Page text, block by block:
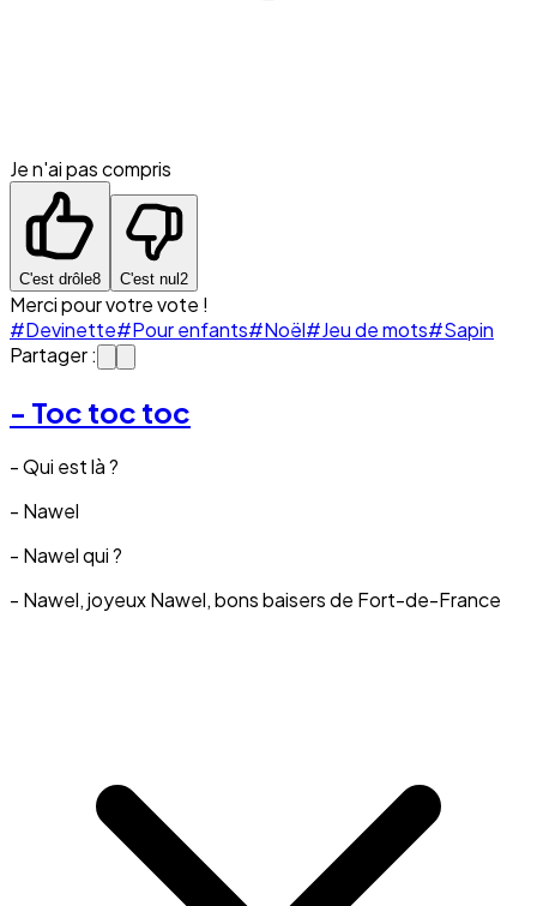
Je n'ai pas compris
C'est drôle8 C'est nul 2
Merci pour votre vote !
#Devinette#Pour enfants#Noël#Jeu de mots#Sapin
Partager :
- Toc toc toc
- Qui est là ?
- Nawel
- Nawel qui ?
- Nawel, joyeux Nawel, bons baisers de Fort-de-France